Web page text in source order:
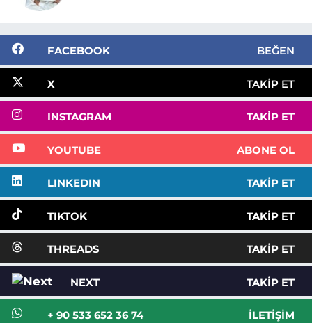
FACEBOOK BEĞEN
X TAKIP ET
INSTAGRAM TAKIP ET
YOUTUBE ABONE OL
LINKEDIN TAKIP ET
TIKTOK TAKIP ET
THREADS TAKIP ET
NEXT TAKIP ET
+ 90 533 652 36 74 İLETIŞIM